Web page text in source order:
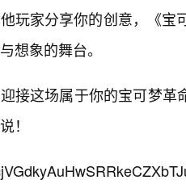
玩家分享你的创意，《
想象的舞台。
接这场属于你的宝可梦
！